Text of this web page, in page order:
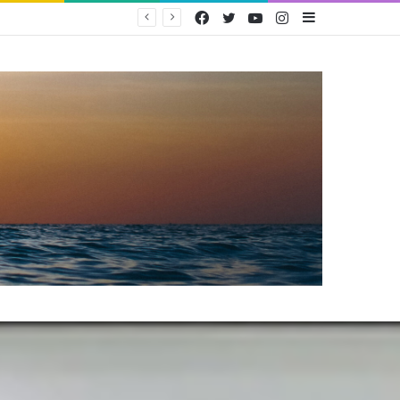
Sidebar
Instagram
YouTube
Twitter
Facebook